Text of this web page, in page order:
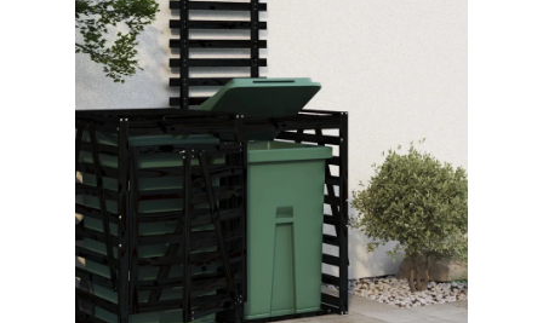
0,0
z
5
hvězdiček.